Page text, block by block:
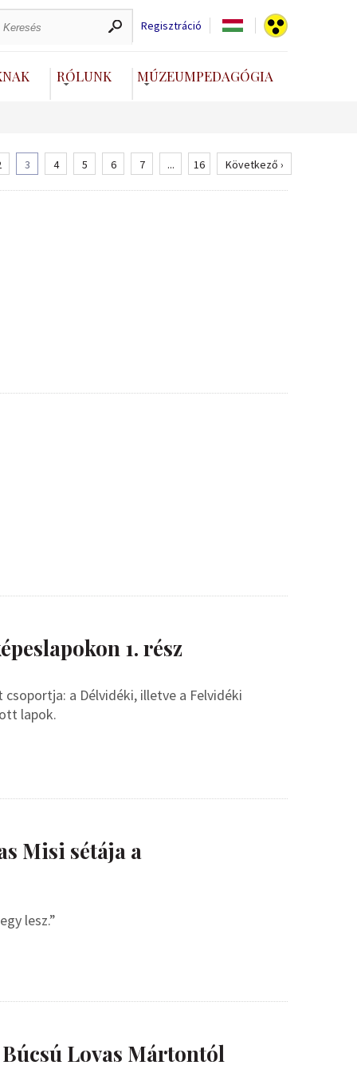
Regisztráció
RÓLUNK MÚZEUMPEDAGÓGIA
3 4 5 6 7 ... 16 Következő ›
1. rész
a Délvidéki, illetve a Felvidéki
lapok.
Misi sétája a
lesz.”
Lovas Mártontól